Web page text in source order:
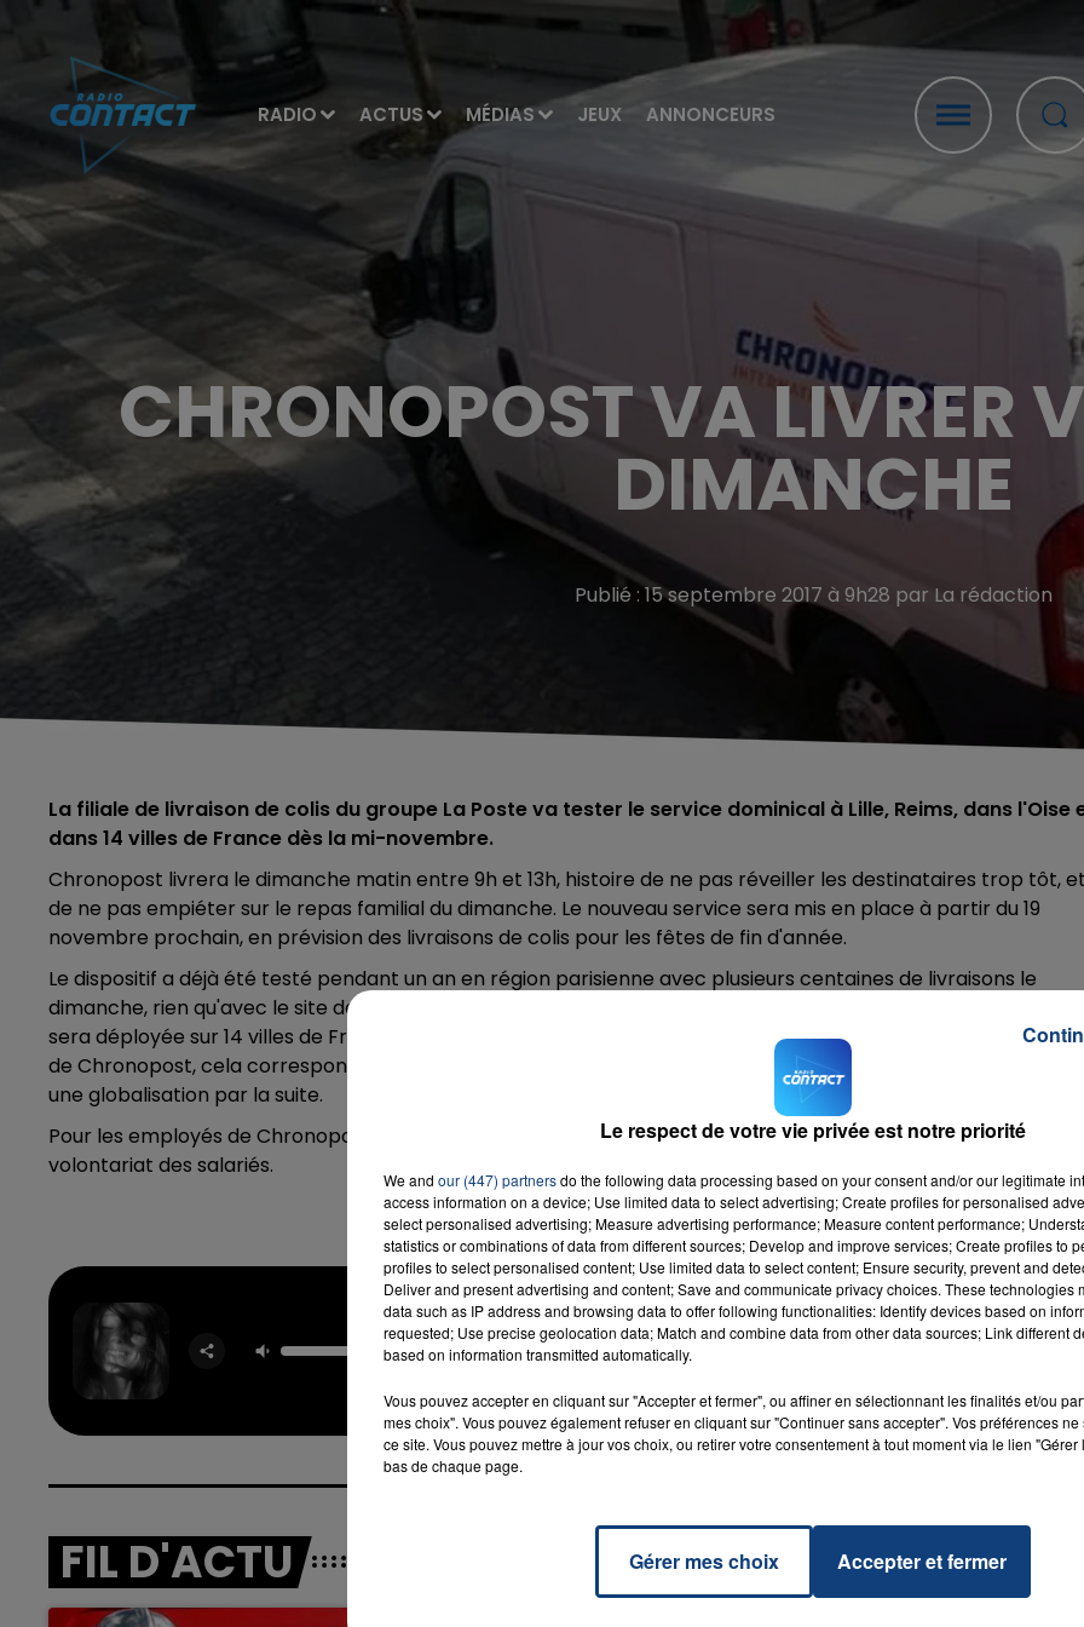
RADIO ACTUS MÉDIAS JEUX ANNONCEURS
CHRONOPOST VA LIVRER
DIMANCHE
Publié : 15 septembre 2017 à 9h28 par La rédaction
La filiale de livraison de colis du groupe La Poste va tester le service dominical à Lille, Reims, dans l'Oise
dans 14 villes de France dès la mi-novembre.
Chronopost livrera le dimanche matin entre 9h et 13h, histoire de ne pas réveiller les destinataires trop tôt, et
de ne pas empiéter sur le repas familial du dimanche. Le nouveau service sera mis en place à partir du 19
novembre prochain, en prévision des livraisons de colis pour les fêtes de fin d'année.
Le dispositif a déjà été testé pendant un an en région parisienne avec plusieurs centaines de livraisons le
dimanche, rien qu'avec le site de commerce en ligne CDiscount. Dans un premier temps, la livraison
sera déployée sur 14 villes de France, parmi lesquelles Lille, Reims, et la région parisienne. D'après la direction
de Chronopost, cela correspondra à un total de 1.000 codes postaux, soit 50% de la population française,
une globalisation par la suite.
Pour les employés de Chronopost, la direction affirme que ce service du dimanche sera assuré sur la base du
volontariat des salariés.
Hate That I
Made You Love
Me
GRANDE
RADIO CONTACT
FIL D'ACTU
Le respect de votre vie privée est notre priorité
We and our (447) partnersdo the following data processing based on your consent and/or our legitimate
access information on a device; Use limited data to select advertising; Create profiles for personalised
select personalised advertising; Measure advertising performance; Measure content performance;
statistics or combinations of data from different sources; Develop and improve services; Create profiles to
profiles to select personalised content; Use limited data to select content; Ensure security, prevent and
Deliver and present advertising and content; Save and communicate privacy choices. These technologies
data such as IP address and browsing data to offer following functionalities: Identify devices based on
requested; Use precise geolocation data; Match and combine data from other data sources; Link different
based on information transmitted automatically.
Vous pouvez accepter en cliquant sur "Accepter et fermer", ou affiner en sélectionnant les finalités et/ou
mes choix". Vous pouvez également refuser en cliquant sur "Continuer sans accepter". Vos préférences
ce site. Vous pouvez mettre à jour vos choix, ou retirer votre consentement à tout moment via le lien
bas de chaque page.
Gérer mes choix Accepter et fermer